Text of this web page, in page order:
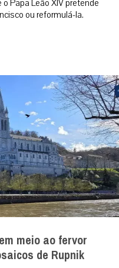
Papa Leão XIV pretende
ou reformulá-la.
meio ao fervor
de Rupnik